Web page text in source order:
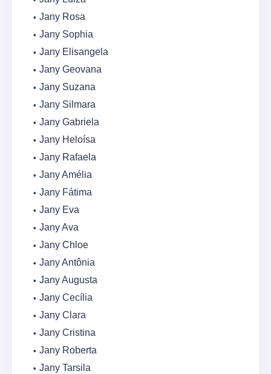
Jany Rosa
Jany Sophia
Jany Elisangela
Jany Geovana
Jany Suzana
Jany Silmara
Jany Gabriela
Jany Heloísa
Jany Rafaela
Jany Amélia
Jany Fátima
Jany Eva
Jany Ava
Jany Chloe
Jany Antônia
Jany Augusta
Jany Cecília
Jany Clara
Jany Cristina
Jany Roberta
Jany Tarsila